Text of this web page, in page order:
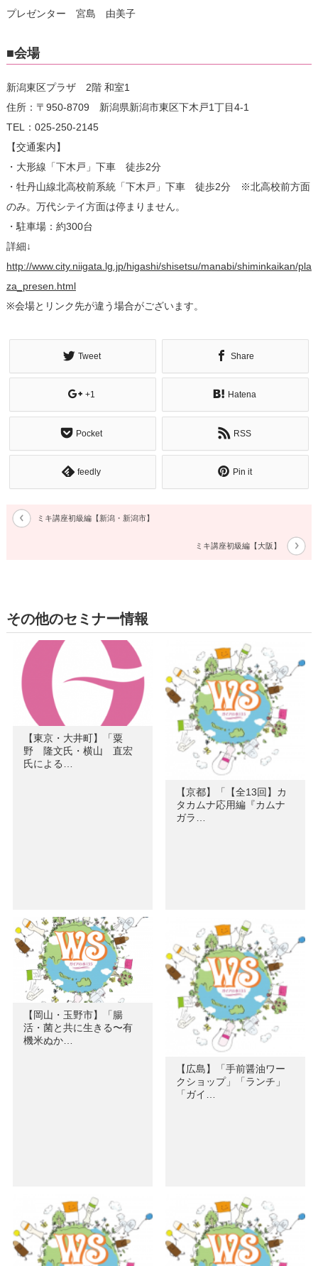
プレゼンター 宮島 由美子
■会場
新潟東区プラザ 2階 和室1
住所：〒950-8709 新潟県新潟市東区下木戸1丁目4-1
TEL：025-250-2145
【交通案内】
・大形線「下木戸」下車 徒歩2分
・牡丹山線北高校前系統「下木戸」下車 徒歩2分 ※北高校前方面
のみ。万代シテイ方面は停まりません。
・駐車場：約300台
詳細↓
http://www.city.niigata.lg.jp/higashi/shisetsu/manabi/shiminkaikan/pla
za_presen.html
※会場とリンク先が違う場合がございます。
Tweet Share
+1 Hatena
Pocket RSS
feedly Pin it
ミキ講座初級編【新潟・新潟市】
ミキ講座初級編【大阪】
その他のセミナー情報
【東京・大井町】「粟
野 隆文氏・横山 直宏
氏による…
【京都】「【全13回】カ
タカムナ応用編『カムナ
ガラ…
【岡山・玉野市】「腸
活・菌と共に生きる〜有
機米ぬか…
【広島】「手前醤油ワー
クショップ」「ランチ」
「ガイ…